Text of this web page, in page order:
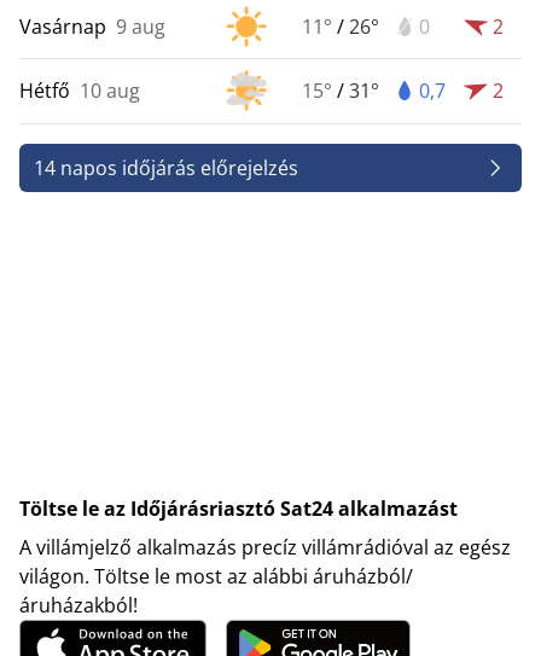
Vasárnap 9 aug 11° /26° 0 2
Hétfő 10 aug 15° /31° 0,7 2
14 napos időjárás előrejelzés
Töltse le az Időjárásriasztó Sat24 alkalmazást
A villámjelző alkalmazás precíz villámrádióval az egész
világon. Töltse le most az alábbi áruházból/
áruházakból!